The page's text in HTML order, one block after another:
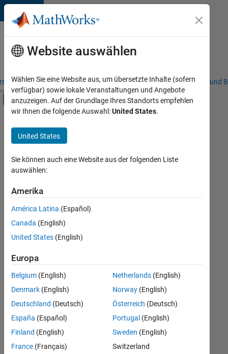
Weiter zum Inhalt
Karriere
bei
MathWorks
– Übersicht Stellensuche Niederlassungen Studierende und
Umschaltung für Off-Canvas-
Hauptinhalt
Customer Support
Inside Sales
Business Model Team
Finance and Operations
Legal
+4
Derzeit
es
keine
offenen
Stellen,
Ihren
Suchkriterien
entsprechen.
können
die
Suchkriterien
weiter
fassen
Website auswählen
Wählen Sie eine Website aus, um übersetzte Inhalte (sofern
verfügbar) sowie lokale Veranstaltungen und Angebote
anzuzeigen. Auf der Grundlage Ihres Standorts empfehlen
wir Ihnen die folgende Auswahl:United States.
United States
Sie können auch eine Website aus der folgenden Liste
auswählen:
Amerika
América Latina (Español)
Canada (English)
United States (English)
Europa
Belgium (English)
Denmark (English)
Deutschland (Deutsch)
España (Español)
Finland (English)
France (Français)
Netherlands(English)
Norway(English)
Österreich (Deutsch)
Portugal (English)
Sweden (English)
Switzerland